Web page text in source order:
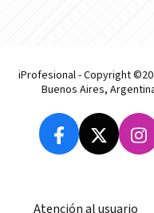
iProfesional - Copyright
Buenos Aires,